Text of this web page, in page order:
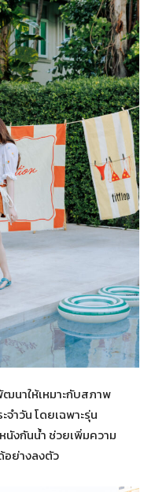
นาให้เหมาะกับสภาพ
จำวัน โดยเฉพาะรุ่น
งกันน้ำ ช่วยเพิ่มความ
ย่างลงตัว